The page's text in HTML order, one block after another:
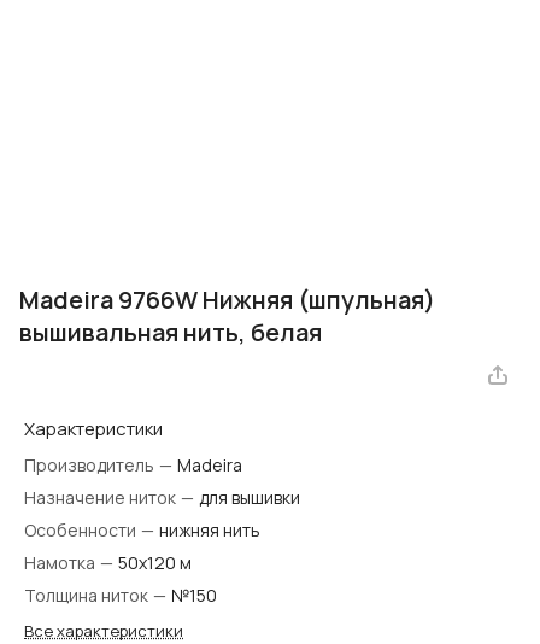
Madeira 9766W Нижняя (шпульная)
вышивальная нить, белая
Характеристики
Производитель — Madeira
Назначение ниток — для вышивки
Особенности — нижняя нить
Намотка — 50х120 м
Толщина ниток — №150
Все характеристики